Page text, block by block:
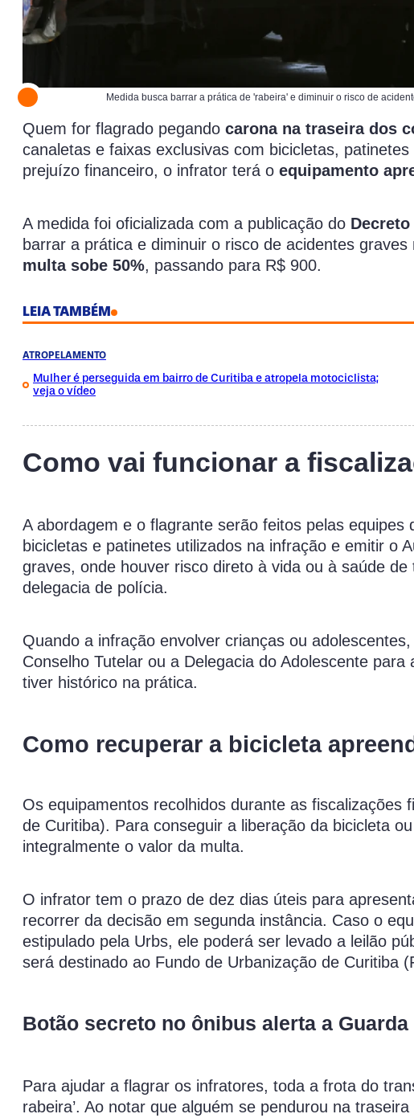
Medida busca barrar a prática de 'rabeira' e diminuir o risco de
Quem for flagrado pegando carona na traseira dos
canaletas e faixas exclusivas com bicicletas,
prejuízo financeiro, o infrator terá o equipamento
A medida foi oficializada com a publicação do Decreto
barrar a prática e diminuir o risco de acidentes
multa sobe 50%, passando para R$ 900.
LEIA TAMBÉM
ATROPELAMENTO
Mulher é perseguida em bairro de Curitiba e atropela motociclista;
veja o vídeo
Como vai funcionar a
A abordagem e o flagrante serão feitos pelas equipes
bicicletas e patinetes utilizados na infração e emitir o
graves, onde houver risco direto à vida ou à saúde
delegacia de polícia.
Quando a infração envolver crianças ou
Conselho Tutelar ou a Delegacia do Adolescente
tiver histórico na prática.
Como recuperar a bicicleta
Os equipamentos recolhidos durante as fiscalizações
de Curitiba). Para conseguir a liberação da bicicleta
integralmente o valor da multa.
O infrator tem o prazo de dez dias úteis para
recorrer da decisão em segunda instância. Caso o
estipulado pela Urbs, ele poderá ser levado a leilão
será destinado ao Fundo de Urbanização de Curitiba
Botão secreto no ônibus alerta a Guarda
Para ajudar a flagrar os infratores, toda a frota do
rabeira’. Ao notar que alguém se pendurou na